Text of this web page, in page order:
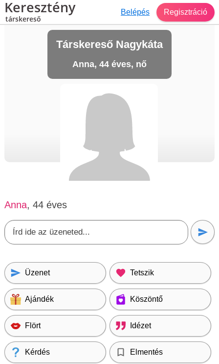
Keresztény
társkereső
Belépés Regisztráció
Társkereső Nagykáta
Anna, 44 éves, nő
Anna, 44 éves
Üzenet Tetszik
Ajándék Köszöntő
Flört Idézet
Kérdés Elmentés